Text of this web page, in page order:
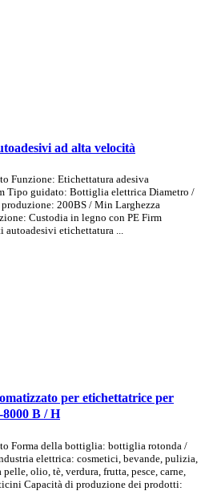
ad alta velocità
Funzione: Etichettatura adesiva
Tipo guidato: Bottiglia elettrica Diametro /
200BS / Min Larghezza
Custodia in legno con PE Firm
autoadesivi etichettatura ...
per etichettatrice per
B / H
Forma della bottiglia: bottiglia rotonda /
elettrica: cosmetici, bevande, pulizia,
olio, tè, verdura, frutta, pesce, carne,
Capacità di produzione dei prodotti: